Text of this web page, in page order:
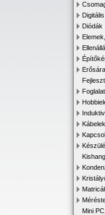
Diódák
Mini